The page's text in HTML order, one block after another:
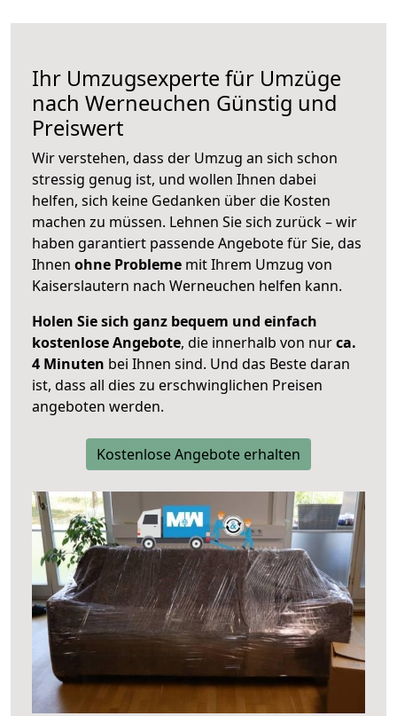
Ihr Umzugsexperte für Umzüge
nach Werneuchen Günstig und
Preiswert
Wir verstehen, dass der Umzug an sich schon
stressig genug ist, und wollen Ihnen dabei
helfen, sich keine Gedanken über die Kosten
machen zu müssen. Lehnen Sie sich zurück – wir
haben garantiert passende Angebote für Sie, das
Ihnen ohne Probleme mit Ihrem Umzug von
Kaiserslautern nach Werneuchen helfen kann.
Holen Sie sich ganz bequem und einfach
kostenlose Angebote, die innerhalb von nurca.
4 Minuten bei Ihnen sind. Und das Beste daran
ist, dass all dies zu erschwinglichen Preisen
angeboten werden.
Kostenlose Angebote erhalten